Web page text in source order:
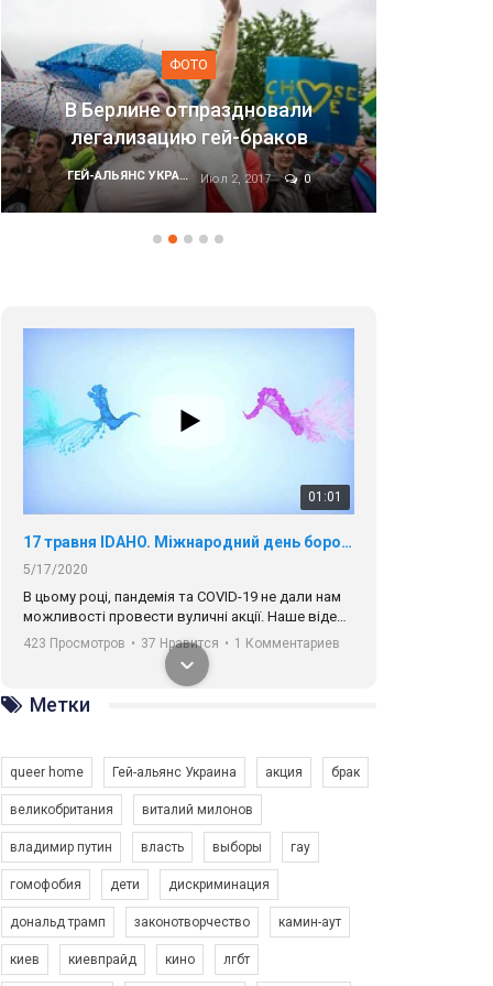
браков
Июл 2, 2017 0
ФОТО
Марш равенства в Киеве,
01:01
17 травня IDAHO. Міжнародний день боротьби з гомофобією трансфобією і біфобія.
5/17/2020
В цьому році, пандемія та COVІD-19 не дали нам
можливості провести вуличні акції. Наше відео-
звернення про те, що навіть коли ми у різних
містах та не можемо зустрінеться, ми разом. Ми
закликаємо всіх хто поділяє цінності рівності та
солідарності, приєднатися до нас. Регіональні
підрозділи ГАУ є в 16 областях України.
423 Просмотров • 37 Нравится • 1 Комментариев
Зупинимо насильство проти ЛГБТ в Україні! Stop violence against LGBT in Ukraine!
Емоційний та вражаючий промо-ролік на
Метки
queer home Гей-альянс Украина акция брак
великобритания виталий милонов
владимир путин власть выборы гау
гомофобия дети дискриминация
дональд трамп законотворчество камин-аут
киев киевпрайд кино лгбт